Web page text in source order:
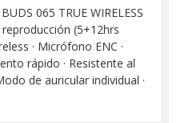
065 TRUE WIRELESS
(5+12hrs
· Micrófono ENC ·
rápido · Resistente al
de auricular individual ·